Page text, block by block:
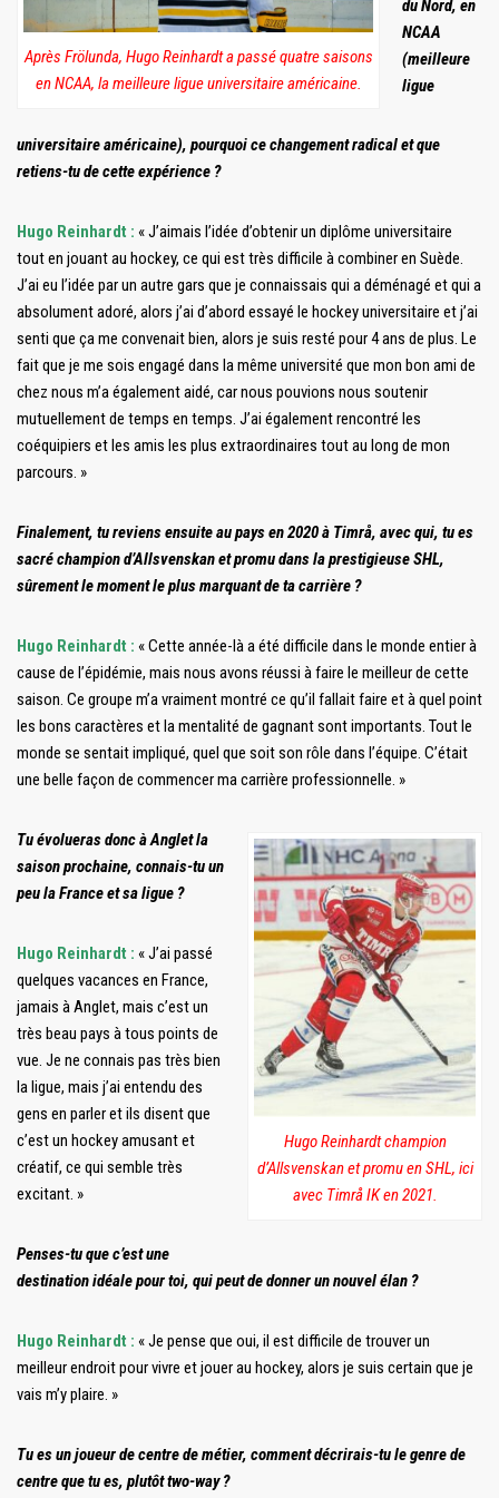
Après Frölunda, Hugo Reinhardt a passé quatre saisons
en NCAA, la meilleure ligue universitaire américaine.
du Nord, en
NCAA
(meilleure
ligue
universitaire américaine), pourquoi ce changement radical et que
retiens-tu de cette expérience ?
Hugo Reinhardt : « J’aimais l’idée d’obtenir un diplôme universitaire
tout en jouant au hockey, ce qui est très difficile à combiner en Suède.
J’ai eu l’idée par un autre gars que je connaissais qui a déménagé et qui a
absolument adoré, alors j’ai d’abord essayé le hockey universitaire et j’ai
senti que ça me convenait bien, alors je suis resté pour 4 ans de plus. Le
fait que je me sois engagé dans la même université que mon bon ami de
chez nous m’a également aidé, car nous pouvions nous soutenir
mutuellement de temps en temps. J’ai également rencontré les
coéquipiers et les amis les plus extraordinaires tout au long de mon
parcours. »
Finalement, tu reviens ensuite au pays en 2020 à Timrå, avec qui, tu es
sacré champion d’Allsvenskan et promu dans la prestigieuse SHL,
sûrement le moment le plus marquant de ta carrière ?
Hugo Reinhardt : « Cette année-là a été difficile dans le monde entier à
cause de l’épidémie, mais nous avons réussi à faire le meilleur de cette
saison. Ce groupe m’a vraiment montré ce qu’il fallait faire et à quel point
les bons caractères et la mentalité de gagnant sont importants. Tout le
monde se sentait impliqué, quel que soit son rôle dans l’équipe. C’était
une belle façon de commencer ma carrière professionnelle. »
Hugo Reinhardt champion
d’Allsvenskan et promu en SHL, ici
avec Timrå IK en 2021.
Tu évolueras donc à Anglet la
saison prochaine, connais-tu un
peu la France et sa ligue ?
Hugo Reinhardt : « J’ai passé
quelques vacances en France,
jamais à Anglet, mais c’est un
très beau pays à tous points de
vue. Je ne connais pas très bien
la ligue, mais j’ai entendu des
gens en parler et ils disent que
c’est un hockey amusant et
créatif, ce qui semble très
excitant. »
Penses-tu que c’est une
destination idéale pour toi, qui peut de donner un nouvel élan ?
Hugo Reinhardt : « Je pense que oui, il est difficile de trouver un
meilleur endroit pour vivre et jouer au hockey, alors je suis certain que je
vais m’y plaire. »
Tu es un joueur de centre de métier, comment décrirais-tu le genre de
centre que tu es, plutôt two-way ?